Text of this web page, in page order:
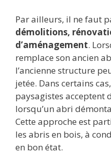
Par ailleurs, il ne faut
démolitions,
d’aménagement.
remplace son ancien
l’ancienne structure
jetée. Dans certains
paysagistes acceptent
lorsqu’un abri
Cette approche est
les abris en bois, à
en bon état.